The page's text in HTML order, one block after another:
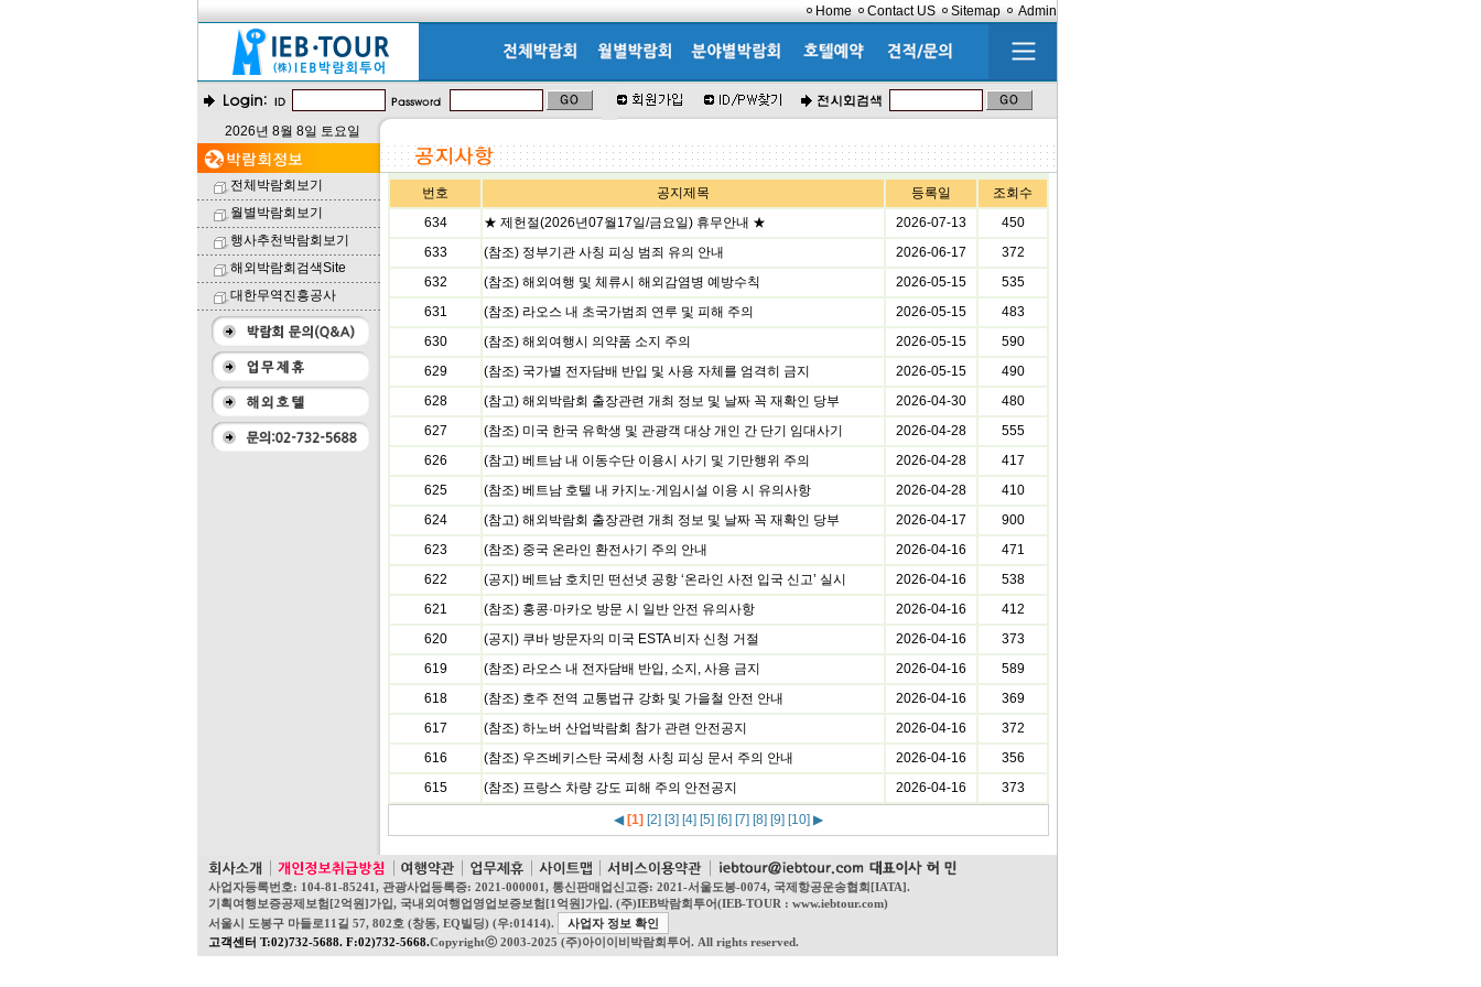
Home Contact US Sitemap Admin
2026년 8월 8일 토요일
전체박람회보기
월별박람회보기
행사추천박람회보기
해외박람회검색Site
대한무역진흥공사
번호 공지제목 등록일
조회수
634
★ 제헌절(2026년07월17일/금요일) 휴무안내 ★ 2026-07-13
450
633
(참조) 정부기관 사칭 피싱 범죄 유의 안내 2026-06-17
372
632
(참조) 해외여행 및 체류시 해외감염병 예방수칙 2026-05-15
535
631
(참조) 라오스 내 초국가범죄 연루 및 피해 주의 2026-05-15
483
630
(참조) 해외여행시 의약품 소지 주의 2026-05-15
590
629
(참조) 국가별 전자담배 반입 및 사용 자체를 엄격히 금지 2026-05-15
490
628
(참고) 해외박람회 출장관련 개최 정보 및 날짜 꼭 재확인 당부 2026-04-30
480
627
(참조) 미국 한국 유학생 및 관광객 대상 개인 간 단기 임대사기 2026-04-28
555
626
(참고) 베트남 내 이동수단 이용시 사기 및 기만행위 주의 2026-04-28
417
625
(참조) 베트남 호텔 내 카지노·게임시설 이용 시 유의사항 2026-04-28
410
624
(참고) 해외박람회 출장관련 개최 정보 및 날짜 꼭 재확인 당부 2026-04-17
900
623
(참조) 중국 온라인 환전사기 주의 안내 2026-04-16
471
622
(공지) 베트남 호치민 떤선녓 공항 ‘온라인 사전 입국 신고’ 실시 2026-04-16
538
621
(참조) 홍콩·마카오 방문 시 일반 안전 유의사항 2026-04-16
412
620
(공지) 쿠바 방문자의 미국 ESTA 비자 신청 거절 2026-04-16
373
619
(참조) 라오스 내 전자담배 반입, 소지, 사용 금지 2026-04-16
589
618
(참조) 호주 전역 교통법규 강화 및 가을철 안전 안내 2026-04-16
369
617
(참조) 하노버 산업박람회 참가 관련 안전공지 2026-04-16
372
616
(참조) 우즈베키스탄 국세청 사칭 피싱 문서 주의 안내 2026-04-16
356
615
(참조) 프랑스 차량 강도 피해 주의 안전공지 2026-04-16 373
◀ [1] [2] [3] [4] [5] [6] [7] [8] [9] [10] ▶
사업자등록번호: 104-81-85241, 관광사업등록증: 2021-000001, 통신판매업신고증: 2021-서울도봉-0074, 국제항공운송협회[IATA].
기획여행보증공제보험[2억원]가입, 국내외여행업영업보증보험[1억원]가입. (주)IEB박람회투어(IEB-TOUR : www.iebtour.com)
서울시 도봉구 마들로11길 57, 802호 (창동, EQ빌딩) (우:01414).
사업자 정보 확인
고객센터 T:02)732-5688. F:02)732-5668.Copyrightⓒ 2003-2025 (주)아이이비박람회투어. All rights reserved.